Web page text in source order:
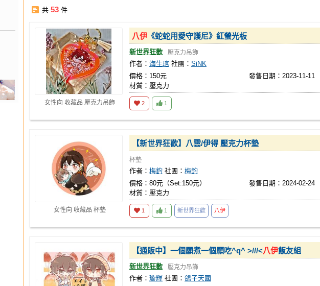
共 53 件
女性向 收藏品 壓克力吊飾
八伊 《蛇蛇用愛守護尼》紅螢光板
新世界狂歡 壓克力吊飾
作者： 海生琯 社團： SiNK
價格：150元
發售日期：2023-11-11
材質：壓克力
2 1
女性向 收藏品 杯墊
【新世界狂歡】八雲/伊得 壓克力杯墊
杯墊
作者： 梅鈞 社團： 梅鈞
價格：80元（Set:150元）
發售日期：2024-02-24
材質：壓克力
1 1 新世界狂歡 八伊
【通販中】一個願煮一個願吃^q^ >///<八伊飯友組
新世界狂歡 壓克力吊飾
作者： 璇輝 社團： 鴿子天國